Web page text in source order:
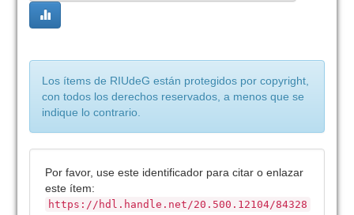
Los ítems de RIUdeG están protegidos por copyright,
con todos los derechos reservados, a menos que se
indique lo contrario.
Por favor, use este identificador para citar o enlazar
este ítem:
https://hdl.handle.net/20.500.12104/84328